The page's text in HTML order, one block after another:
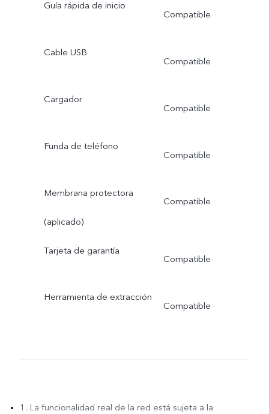
Guía rápida de inicio
Compatible
Cable USB
Compatible
Cargador
Compatible
Funda de teléfono
Compatible
Membrana protectora
(aplicado)
Compatible
Tarjeta de garantía
Compatible
Herramienta de extracción
Compatible
1. La funcionalidad real de la red está sujeta a la